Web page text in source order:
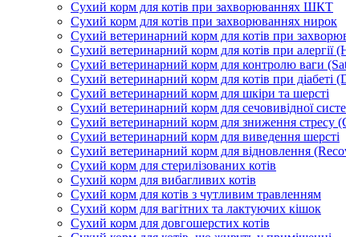
Сухий корм для котів при захворюваннях ШКТ
Сухий корм для котів при захворюваннях нирок
Сухий ветеринарний корм для котів при
Сухий ветеринарний корм для котів при алергії
Сухий ветеринарний корм для контролю ваги
Сухий ветеринарний корм для котів при діабеті
Сухий ветеринарний корм для шкіри та шерсті
Сухий ветеринарний корм для сечовивідної
Сухий ветеринарний корм для зниження стресу
Сухий ветеринарний корм для виведення шерсті
Сухий ветеринарний корм для відновлення
Сухий корм для стерилізованих котів
Сухий корм для вибагливих котів
Сухий корм для котів з чутливим травленням
Сухий корм для вагітних та лактуючих кішок
Сухий корм для довгошерстих котів